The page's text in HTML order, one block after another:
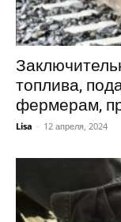
топлива,
фермерам,
Lisa - 12 апреля, 2024